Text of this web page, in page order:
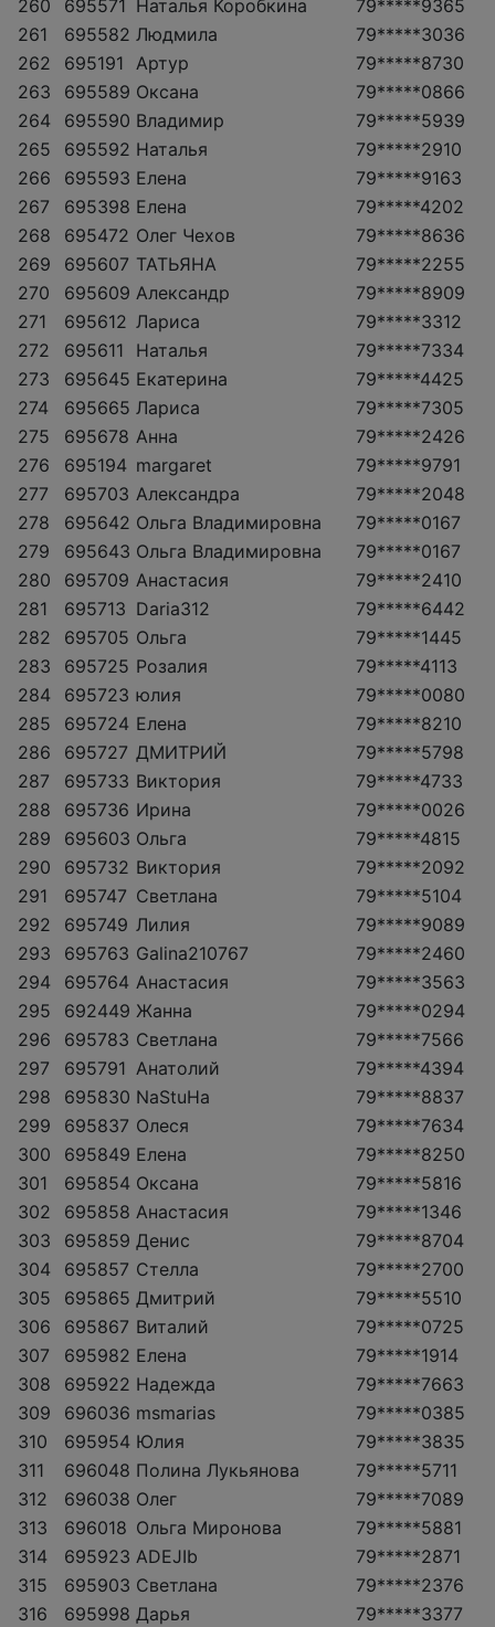
260
695571 Наталья Коробкина
79*****9365
261
695582 Людмила
79*****3036
262
695191 Артур
79*****8730
263
695589 Оксана
79*****0866
264
695590 Владимир
79*****5939
265
695592 Наталья
79*****2910
266
695593 Елена
79*****9163
267
695398 Елена
79*****4202
268
695472 Олег Чехов
79*****8636
269
695607 ТАТЬЯНА
79*****2255
270
695609 Александр
79*****8909
271
695612 Лариса
79*****3312
272
695611 Наталья
79*****7334
273
695645 Екатерина
79*****4425
274
695665 Лариса
79*****7305
275
695678 Анна
79*****2426
276
695194 margaret
79*****9791
277
695703 Александра
79*****2048
278
695642 Ольга Владимировна
79*****0167
279
695643 Ольга Владимировна
79*****0167
280
695709 Анастасия
79*****2410
281
695713 Daria312
79*****6442
282
695705 Ольга
79*****1445
283
695725 Розалия
79*****4113
284
695723 юлия
79*****0080
285
695724 Елена
79*****8210
286
695727 ДМИТРИЙ
79*****5798
287
695733 Виктория
79*****4733
288
695736 Ирина
79*****0026
289
695603 Ольга
79*****4815
290
695732 Виктория
79*****2092
291
695747 Светлана
79*****5104
292
695749 Лилия
79*****9089
293
695763 Galina210767
79*****2460
294
695764 Анастасия
79*****3563
295
692449 Жанна
79*****0294
296
695783 Светлана
79*****7566
297
695791 Анатолий
79*****4394
298
695830 NaStuHa
79*****8837
299
695837 Олеся
79*****7634
300
695849 Елена
79*****8250
301
695854 Оксана
79*****5816
302
695858 Анастасия
79*****1346
303
695859 Денис
79*****8704
304
695857 Стелла
79*****2700
305
695865 Дмитрий
79*****5510
306
695867 Виталий
79*****0725
307
695982 Елена
79*****1914
308
695922 Надежда
79*****7663
309
696036 msmarias
79*****0385
310
695954 Юлия
79*****3835
311
696048 Полина Лукьянова
79*****5711
312
696038 Олег
79*****7089
313
696018 Ольга Миронова
79*****5881
314
695923 ADEJIb
79*****2871
315
695903 Светлана
79*****2376
316
695998 Дарья
79*****3377